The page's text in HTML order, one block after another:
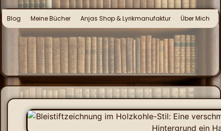
Blog Meine Bücher Anjas Shop & Lyrikmanufaktur Über Mich